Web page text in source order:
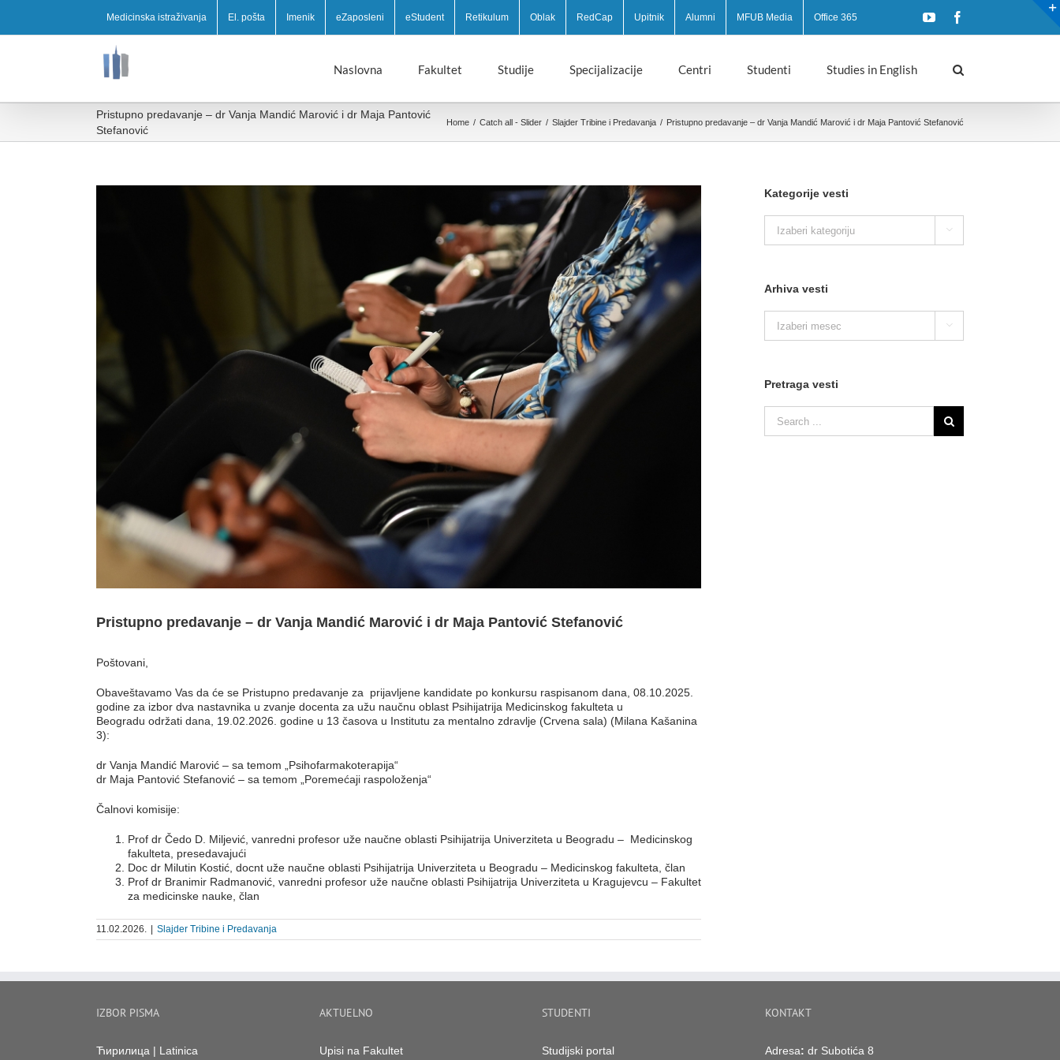
Medicinska istraživanja El. pošta Imenik eZaposleni eStudent Retikulum Oblak RedCap Upitnik Alumni MFUB Media Office 365 YouTube
Naslovna Fakultet Studije Specijalizacije Centri Studenti Studies in English
Pristupno predavanje – dr Vanja Mandić Marović i dr Maja Pantović
Stefanović
Home / Catch all - Slider / Slajder Tribine i Predavanja / Pristupno predavanje – dr Vanja Mandić Marović i dr Maja Pantović Stefanović
Pristupno predavanje – dr Vanja Mandić Marović i dr Maja Pantović Stefanović
Poštovani,
Obaveštavamo Vas da će se Pristupno predavanje za prijavljene kandidate po konkursu raspisanom dana, 08.10.2025.
godine za izbor dva nastavnika u zvanje docenta za užu naučnu oblast Psihijatrija Medicinskog fakulteta u
Beogradu održati dana, 19.02.2026. godine u 13 časova u Institutu za mentalno zdravlje (Crvena sala) (Milana Kašanina
3):
dr Vanja Mandić Marović – sa temom „Psihofarmakoterapija“
dr Maja Pantović Stefanović – sa temom „Poremećaji raspoloženja“
Čalnovi komisije:
Prof dr Čedo D. Miljević, vanredni profesor uže naučne oblasti Psihijatrija Univerziteta u Beogradu – Medicinskog
fakulteta, presedavajući
Doc dr Milutin Kostić, docnt uže naučne oblasti Psihijatrija Univerziteta u Beogradu – Medicinskog fakulteta, član
Prof dr Branimir Radmanović, vanredni profesor uže naučne oblasti Psihijatrija Univerziteta u Kragujevcu – Fakultet
za medicinske nauke, član
11.02.2026. Slajder Tribine i Predavanja
Kategorije vesti
vesti

Arhiva vesti
vesti

Pretraga vesti
IZBOR PISMA
Ћирилица | Latinica
AKTUELNO
Upisi na Fakultet
STUDENTI
Studijski portal
KONTAKT
Adresa: dr Subotića 8